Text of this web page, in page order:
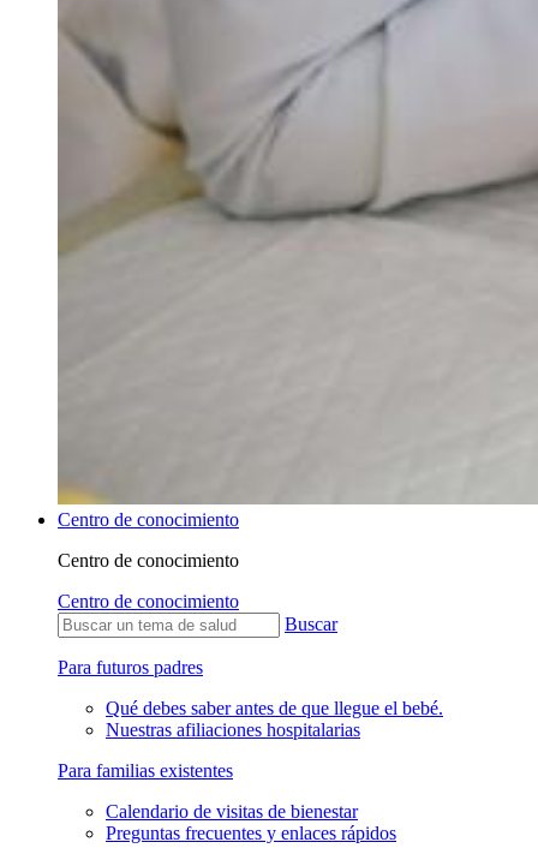
Centro de conocimiento
Centro de conocimiento
Centro de conocimiento
Buscar
Para futuros padres
Qué debes saber antes de que llegue el bebé.
Nuestras afiliaciones hospitalarias
Para familias existentes
Calendario de visitas de bienestar
Preguntas frecuentes y enlaces rápidos